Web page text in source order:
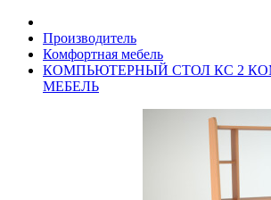
Производитель
Комфортная мебель
КОМПЬЮТЕРНЫЙ СТОЛ КС 2
МЕБЕЛЬ